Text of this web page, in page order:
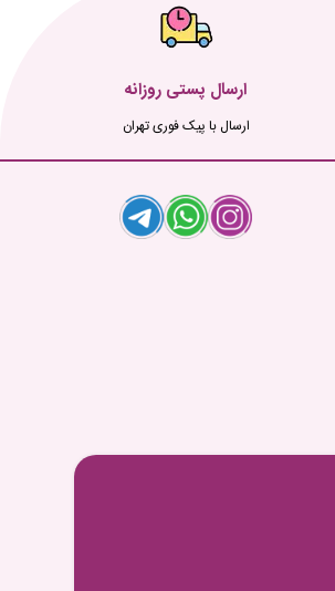
ارسال پستی روزانه
ارسال با پیک فوری تهران